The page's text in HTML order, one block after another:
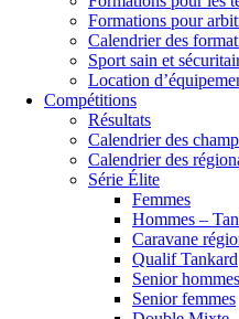
Formations pour
Calendrier des
Sport sain et
Location
Compétitions
Résultats
Calendrier des
Calendrier des
Série Élite
Femmes
Hommes –
Caravane
Qualif Tankard
Senior hommes
Senior femmes